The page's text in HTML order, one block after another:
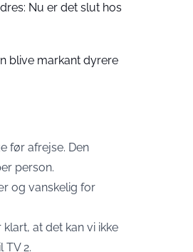
Nu er det slut hos
blive markant dyrere
før afrejse. Den
person.
og vanskelig for
at det kan vi ikke
TV 2.